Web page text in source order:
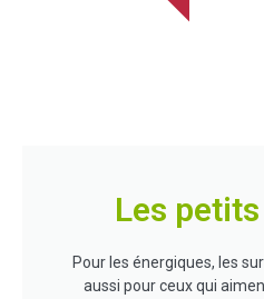
Les
Pour les énergiques, les
aussi pour ceux qui